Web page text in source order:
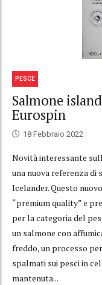
PESCE
Salmone
Eurospin
18 Febbraio 2022
Novità interessante
una nuova referenza di
Icelander. Questo
“premium quality” e
per la categoria del
un salmone con
freddo, un processo
spalmati sui pesci in
mantenuta...